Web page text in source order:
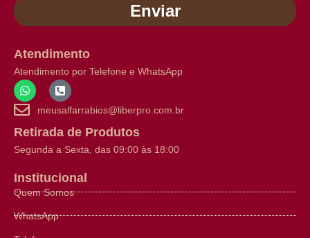
Enviar
Atendimento
Atendimento por Telefone e WhatsApp
meusalfarrabios@liberpro.com.br
Retirada de Produtos
Segunda a Sexta, das 09:00 às 18:00
Institucional
Quem Somos
WhatsApp